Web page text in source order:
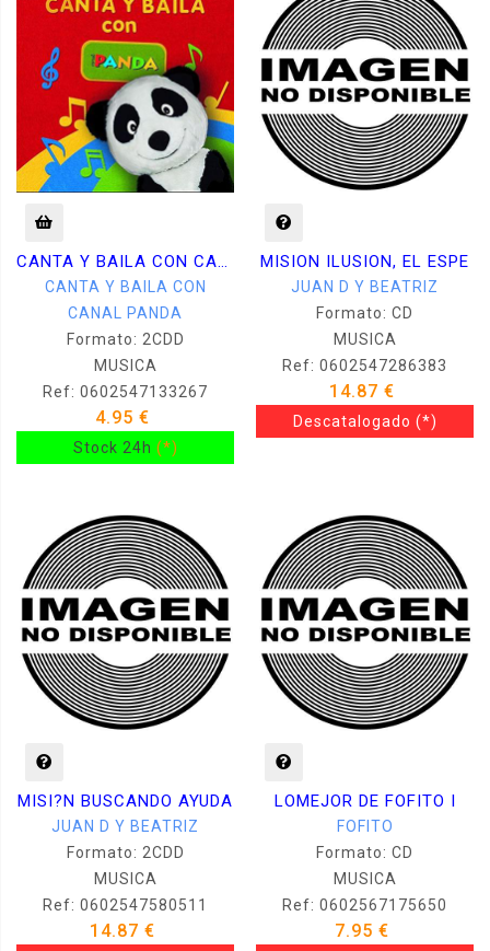
CANTA Y BAILA CON CANAL PANDA
CANTA Y BAILA CON
CANAL PANDA
Formato: 2CDD
MUSICA
Ref: 0602547133267
4.95 €
Stock 24h (*)
MISION ILUSION, EL ESPE
JUAN D Y BEATRIZ
Formato: CD
MUSICA
Ref: 0602547286383
14.87 €
Descatalogado (*)
MISI?N BUSCANDO AYUDA
JUAN D Y BEATRIZ
Formato: 2CDD
MUSICA
Ref: 0602547580511
14.87 €
LOMEJOR DE FOFITO I
FOFITO
Formato: CD
MUSICA
Ref: 0602567175650
7.95 €